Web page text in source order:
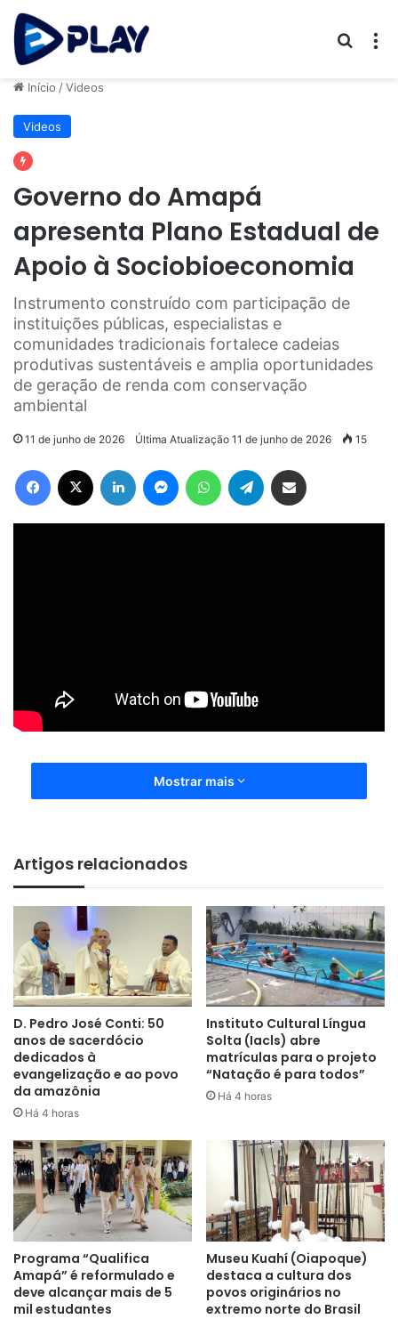
Início /Videos
Videos
Governo do Amapá
apresenta Plano Estadual de
Apoio à Sociobioeconomia
Instrumento construído com participação de
instituições públicas, especialistas e
comunidades tradicionais fortalece cadeias
produtivas sustentáveis e amplia oportunidades
de geração de renda com conservação
ambiental
11 de junho de 2026 Última Atualização 11 de junho de 2026 15
Mostrar mais
Artigos relacionados
D. Pedro José Conti: 50
anos de sacerdócio
dedicados à
evangelização e ao povo
da amazônia
Há 4 horas
Instituto Cultural Língua
Solta (Iacls) abre
matrículas para o projeto
“Natação é para todos”
Há 4 horas
Programa “Qualifica
Amapá” é reformulado e
deve alcançar mais de 5
mil estudantes
Museu Kuahí (Oiapoque)
destaca a cultura dos
povos originários no
extremo norte do Brasil